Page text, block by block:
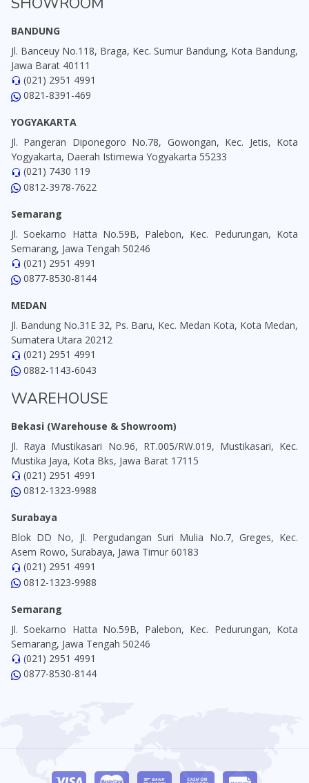
BANDUNG
Jl. Banceuy No.118, Braga, Kec. Sumur Bandung, Kota Bandung,
Jawa Barat 40111
(021) 2951 4991
0821-8391-469
YOGYAKARTA
Jl. Pangeran Diponegoro No.78, Gowongan, Kec. Jetis, Kota
Yogyakarta, Daerah Istimewa Yogyakarta 55233
(021) 7430 119
0812-3978-7622
Semarang
Jl. Soekarno Hatta No.59B, Palebon, Kec. Pedurungan, Kota
Semarang, Jawa Tengah 50246
(021) 2951 4991
0877-8530-8144
MEDAN
Jl. Bandung No.31E 32, Ps. Baru, Kec. Medan Kota, Kota Medan,
Sumatera Utara 20212
(021) 2951 4991
0882-1143-6043
WAREHOUSE
Bekasi (Warehouse & Showroom)
Jl. Raya Mustikasari No.96, RT.005/RW.019, Mustikasari, Kec.
Mustika Jaya, Kota Bks, Jawa Barat 17115
(021) 2951 4991
0812-1323-9988
Surabaya
Blok DD No, Jl. Pergudangan Suri Mulia No.7, Greges, Kec.
Asem Rowo, Surabaya, Jawa Timur 60183
(021) 2951 4991
0812-1323-9988
Semarang
Jl. Soekarno Hatta No.59B, Palebon, Kec. Pedurungan, Kota
Semarang, Jawa Tengah 50246
(021) 2951 4991
0877-8530-8144